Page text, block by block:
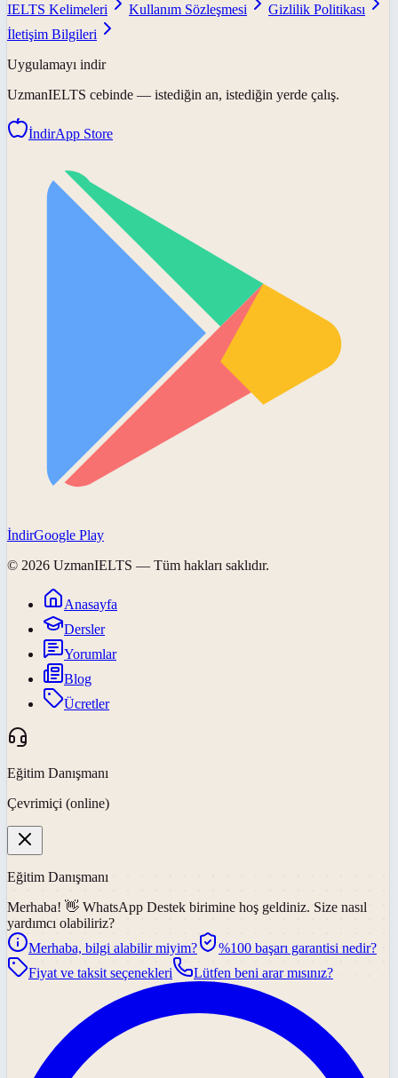
IELTS Kelimeleri
Kullanım Sözleşmesi
Gizlilik Politikası
İletişim Bilgileri
Uygulamayı indir
UzmanIELTS cebinde — istediğin an, istediğin yerde çalış.
İndirApp Store
İndirGoogle Play
© 2026 UzmanIELTS — Tüm hakları saklıdır.
Anasayfa
Dersler
Yorumlar
Blog
Ücretler
Eğitim Danışmanı
Çevrimiçi (online)
Eğitim Danışmanı
Merhaba! 👋 WhatsApp Destek birimine hoş geldiniz. Size nasıl
yardımcı olabiliriz?
Merhaba, bilgi alabilir miyim?
%100 başarı garantisi nedir?
Fiyat ve taksit seçenekleri
Lütfen beni arar mısınız?